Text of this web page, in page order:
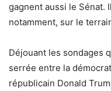
gagnent aussi le Sénat.
notamment, sur le
Déjouant les sondages
serrée entre la
républicain Donald